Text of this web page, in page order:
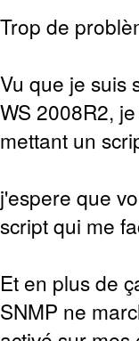
Trop de
Vu que je suis
WS 2008R2,
mettant un
j'espere que
script qui me
Et en plus de
SNMP ne